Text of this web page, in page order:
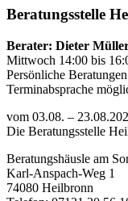
Beratungsstelle
Berater: Dieter
Mittwoch 14:00 bis
Persönliche
Terminabsprache
vom 03.08. –
Die Beratungsstelle
Beratungshäusle am
Karl-Anspach-Weg 1
74080 Heilbronn